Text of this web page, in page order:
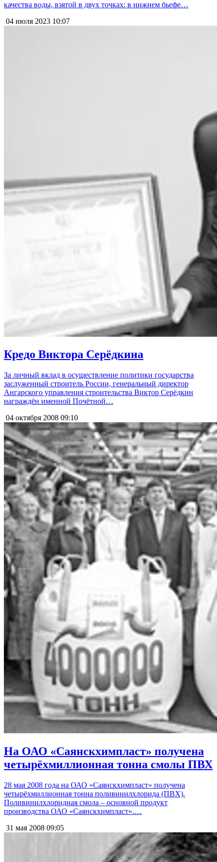
качества воды, взятой в двух точках: в нижнем бьефе…
04 июля 2023 10:07
Кредо Виктора Серёдкина
За личный вклад в осуществление политики государства
заслуженный строитель России, генеральный директор
Ангарского управления строительства Виктор Серёдкин
награждён именной Почётной…
04 октября 2008 09:10
На ОАО «Саянскхимпласт» получена
четырёхмиллионная тонна смолы ПВХ
28 мая 2008 года на ОАО «Саянскхимпласт» получена
четырёхмиллионная тонна поливинилхлорида (ПВХ).
Поливинилхлоридная смола – основной продукт
производства ОАО «Саянскхимпласт».…
31 мая 2008 09:05